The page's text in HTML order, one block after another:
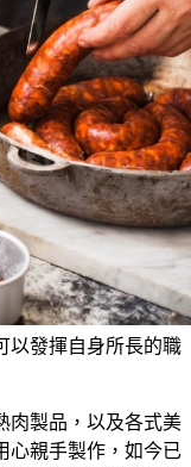
以發揮自身所長的職
肉製品，以及各式美
心親手製作，如今已